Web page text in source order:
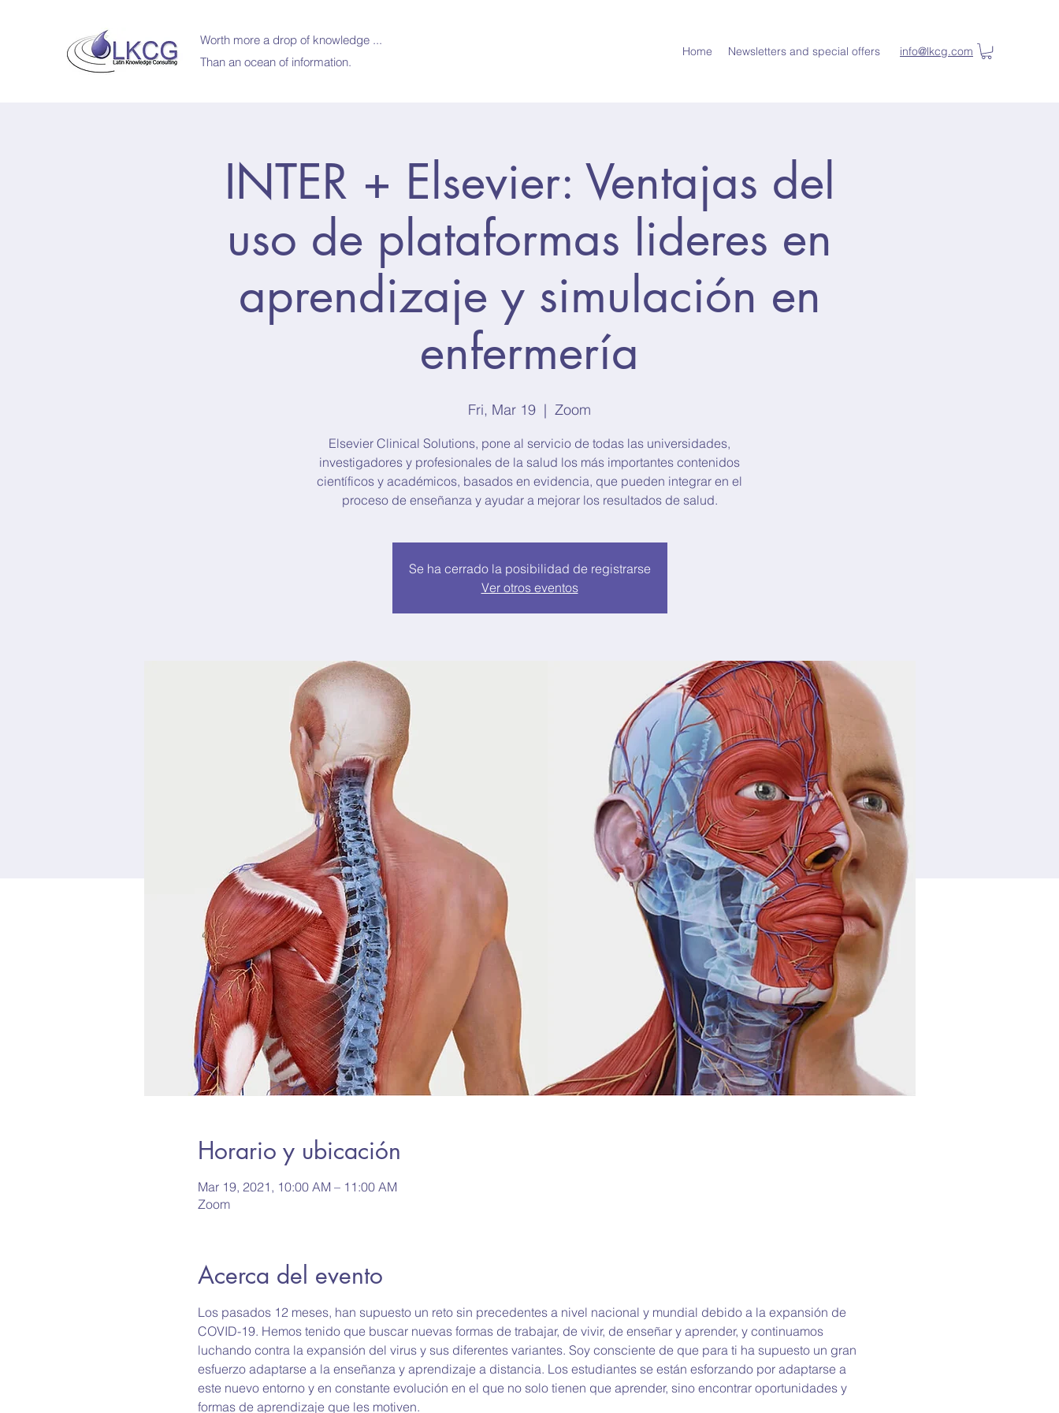
Worth more a drop of knowledge ...
Than an ocean of information.
Home Newsletters and special offers info@lkcg.com
INTER + Elsevier: Ventajas del
uso de plataformas lideres en
aprendizaje y simulación en
enfermería
Fri, Mar 19
  |
Zoom
Elsevier Clinical Solutions, pone al servicio de todas las universidades,
investigadores y profesionales de la salud los más importantes contenidos
científicos y académicos, basados en evidencia, que pueden integrar en el
proceso de enseñanza y ayudar a mejorar los resultados de salud.
Se ha cerrado la posibilidad de registrarse
Ver otros eventos
Horario y ubicación
Mar 19, 2021, 10:00 AM – 11:00 AM
Zoom
Acerca del evento
Los pasados 12 meses, han supuesto un reto sin precedentes a nivel nacional y mundial debido a la expansión de
COVID-19. Hemos tenido que buscar nuevas formas de trabajar, de vivir, de enseñar y aprender, y continuamos
luchando contra la expansión del virus y sus diferentes variantes. Soy consciente de que para ti ha supuesto un gran
esfuerzo adaptarse a la enseñanza y aprendizaje a distancia. Los estudiantes se están esforzando por adaptarse a
este nuevo entorno y en constante evolución en el que no solo tienen que aprender, sino encontrar oportunidades y
formas de aprendizaje que les motiven.